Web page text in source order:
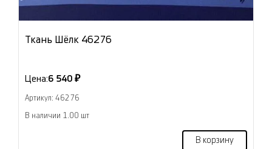
Ткань Шёлк 46276
Цена:6 540 ₽
Артикул: 46276
В наличии 1.00 шт
В корзину